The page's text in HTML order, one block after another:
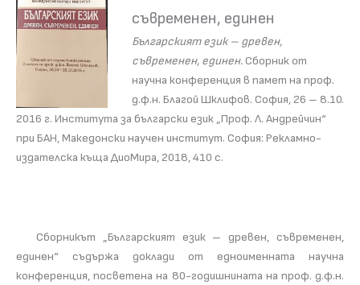
съвременен, единен
Българският език – древен,
съвременен, единен.Сборник от
научна конференция в памет на проф.
д.ф.н. Благой Шклифов. София, 26 – 8.10.
2016 г. Института за български език „Проф. Л. Андрейчин“
при БАН, Македонски научен институт. София: Рекламно-
издателска къща ДиоМира, 2018, 410 с.
Сборникът „Българският език – древен, съвременен,
единен“ съдържа доклади от едноименната научна
конференция, посветена на 80-годишнината на проф. д.ф.н.